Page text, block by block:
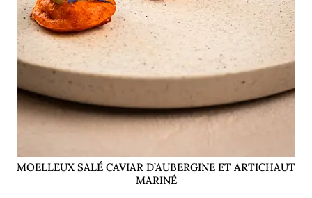
MOELLEUX SALÉ CAVIAR D’AUBERGINE ET ARTICHAUT
MARINÉ